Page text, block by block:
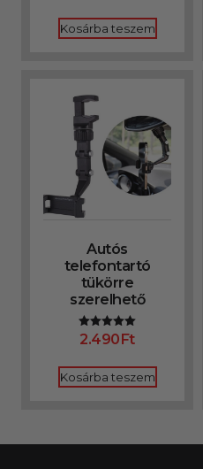
Kosárba teszem
Autós
telefontartó
tükörre
szerelhető
Értékelés:
5.00
2.490Ft
Kosárba teszem